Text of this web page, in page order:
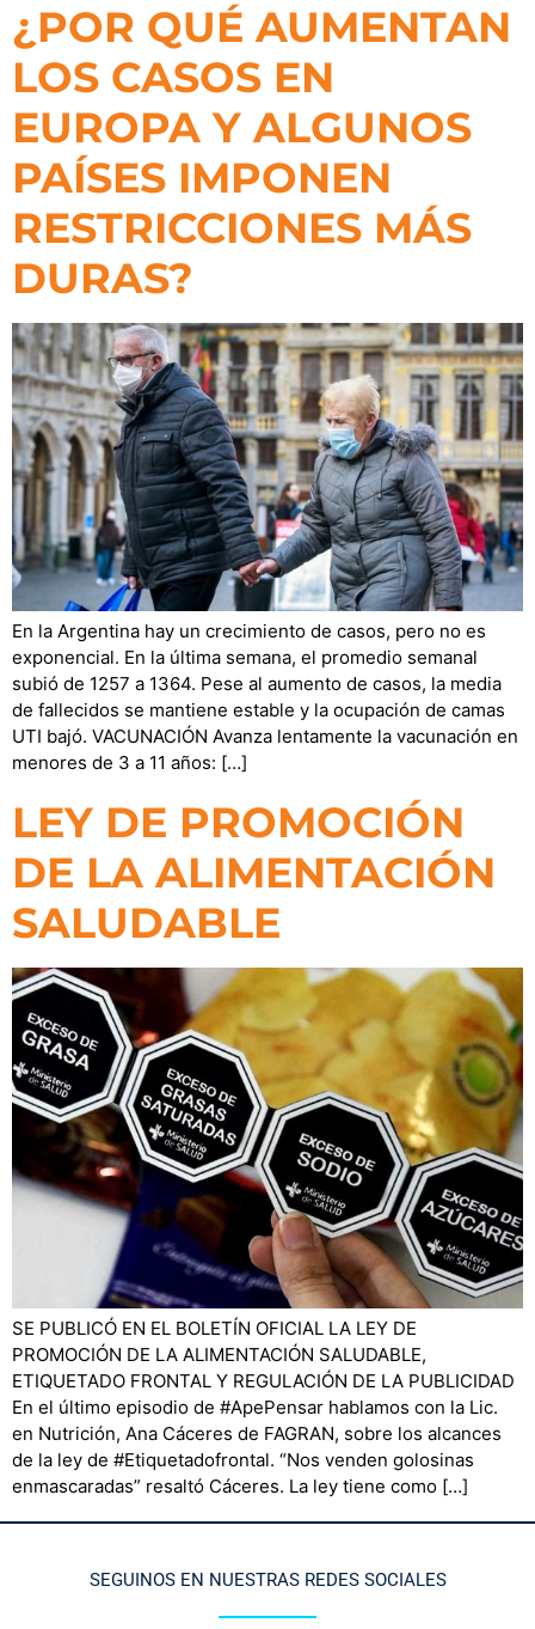
¿POR QUÉ AUMENTAN
LOS CASOS EN
EUROPA Y ALGUNOS
PAÍSES IMPONEN
RESTRICCIONES MÁS
DURAS?
En la Argentina hay un crecimiento de casos, pero no es
exponencial. En la última semana, el promedio semanal
subió de 1257 a 1364. Pese al aumento de casos, la media
de fallecidos se mantiene estable y la ocupación de camas
UTI bajó. VACUNACIÓN Avanza lentamente la vacunación en
menores de 3 a 11 años: […]
LEY DE PROMOCIÓN
DE LA ALIMENTACIÓN
SALUDABLE
SE PUBLICÓ EN EL BOLETÍN OFICIAL LA LEY DE
PROMOCIÓN DE LA ALIMENTACIÓN SALUDABLE,
ETIQUETADO FRONTAL Y REGULACIÓN DE LA PUBLICIDAD
En el último episodio de #ApePensar hablamos con la Lic.
en Nutrición, Ana Cáceres de FAGRAN, sobre los alcances
de la ley de #Etiquetadofrontal. “Nos venden golosinas
enmascaradas” resaltó Cáceres. La ley tiene como […]
SEGUINOS EN NUESTRAS REDES SOCIALES